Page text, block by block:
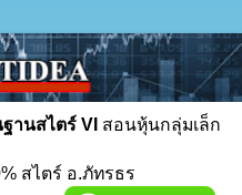
านสไตร์ VI สอนหุ้นกลุ่มเล็ก
สไตร์ อ.ภัทรธร